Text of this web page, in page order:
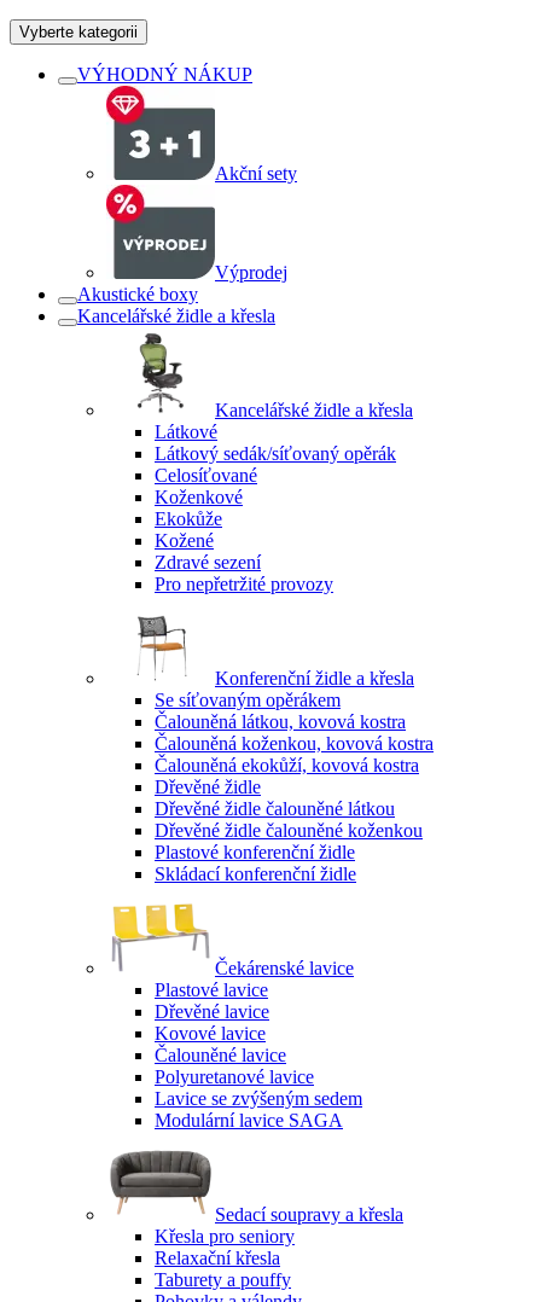
Vyberte kategorii
VÝHODNÝ NÁKUP
Akční sety
Výprodej
Akustické boxy
Kancelářské židle a křesla
Kancelářské židle a křesla
Látkové
Látkový sedák/síťovaný opěrák
Celosíťované
Koženkové
Ekokůže
Kožené
Zdravé sezení
Pro nepřetržité provozy
Konferenční židle a křesla
Se síťovaným opěrákem
Čalouněná látkou, kovová kostra
Čalouněná koženkou, kovová kostra
Čalouněná ekokůží, kovová kostra
Dřevěné židle
Dřevěné židle čalouněné látkou
Dřevěné židle čalouněné koženkou
Plastové konferenční židle
Skládací konferenční židle
Čekárenské lavice
Plastové lavice
Dřevěné lavice
Kovové lavice
Čalouněné lavice
Polyuretanové lavice
Lavice se zvýšeným sedem
Modulární lavice SAGA
Sedací soupravy a křesla
Křesla pro seniory
Relaxační křesla
Taburety a pouffy